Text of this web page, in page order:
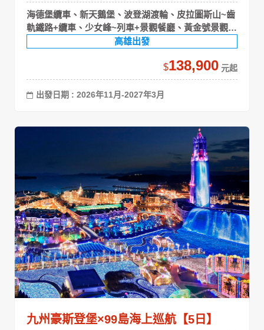
海德堡纜車、新天鵝堡、波登湖渡輪、皮拉圖斯山~齒
軌鐵路+纜車、少女峰~列車+景觀餐廳、黃金號景觀列
高雄出發
$138,900
出發日期 : 2026年11月-2027年3月
九州豪斯登堡×99島海上巡航【5日】